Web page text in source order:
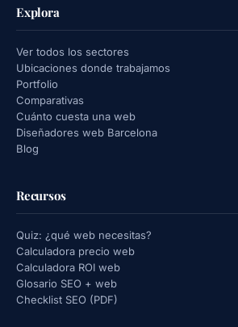
Explora
Ver todos los sectores
Ubicaciones donde trabajamos
Portfolio
Comparativas
Cuánto cuesta una web
Diseñadores web Barcelona
Blog
Recursos
Quiz: ¿qué web necesitas?
Calculadora precio web
Calculadora ROI web
Glosario SEO + web
Checklist SEO (PDF)